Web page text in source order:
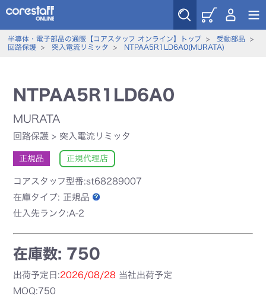
半導体・電子部品の通販【コアスタッフ オンライン】トップ> 受動部品 >
回路保護> 突入電流リミッタ > NTPAA5R1LD6A0(MURATA)
NTPAA5R1LD6A0
MURATA
回路保護 > 突入電流リミッタ
正規品 正規代理店
コアスタッフ型番:st68289007
在庫タイプ: 正規品
仕入先ランク:A-2
在庫数: 750
出荷予定日:2026/08/28 当社出荷予定
MOQ:750